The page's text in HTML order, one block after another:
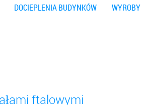
DOCIEPLENIA BUDYNKÓW WYROBY
ftalowymi